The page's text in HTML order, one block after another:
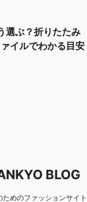
選ぶ？折りたたみ
イルでわかる目安
BLOG
ためのファッションサイト